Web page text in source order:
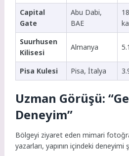
Capital
Gate
Abu Dabi,
BAE
Suurhusen
Kilisesi
Almanya
Pisa Kulesi Pisa, İtalya
Uzman Görüşü:
Deneyim”
Bölgeyi ziyaret eden mimari
yazarları, yapının içindeki deneyimi